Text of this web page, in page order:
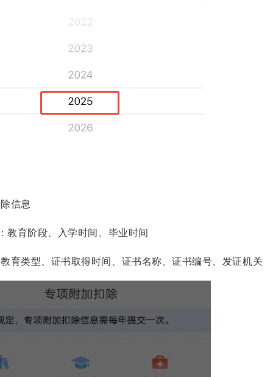
信息
教育阶段、入学时间、毕业时间
育类型、证书取得时间、证书名称、证书编号、发证机关